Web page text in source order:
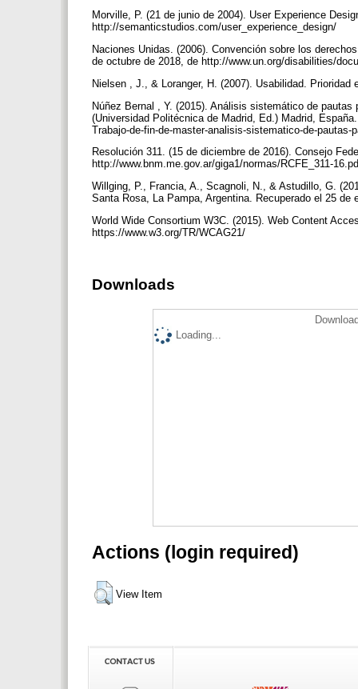
Morville, P. (21 de junio de 2004). User Experience
http://semanticstudios.com/user_experience_design/
Naciones Unidas. (2006). Convención sobre los
de octubre de 2018, de http://www.un.org/disabilities/
Nielsen , J., & Loranger, H. (2007). Usabilidad.
Núñez Bernal , Y. (2015). Análisis sistemático de
(Universidad Politécnica de Madrid, Ed.) Madrid,
Trabajo-de-fin-de-master-analisis-sistematico-de-
Resolución 311. (15 de diciembre de 2016). Consejo
http://www.bnm.me.gov.ar/giga1/normas/RCFE_311-
Willging, P., Francia, A., Scagnoli, N., & Astudillo, G.
Santa Rosa, La Pampa, Argentina. Recuperado el 25
World Wide Consortium W3C. (2015). Web Content
https://www.w3.org/TR/WCAG21/
Downloads
Loading...
Actions (login required)
View Item